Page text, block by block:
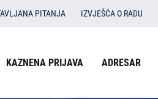
PITANJA IZVJEŠĆA O RADU
odvjetništvu
KAZNENA PRIJAVA ADRESAR